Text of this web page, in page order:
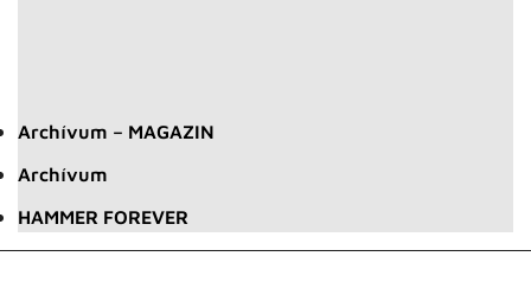
Archívum – MAGAZIN
Archívum
HAMMER FOREVER